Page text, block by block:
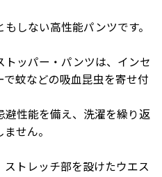
しない高性能パンツです。
トッパー・パンツは、インセ
蚊などの吸血昆虫を寄せ付
避性能を備え、洗濯を繰り返
せん。
トレッチ部を設けたウエス